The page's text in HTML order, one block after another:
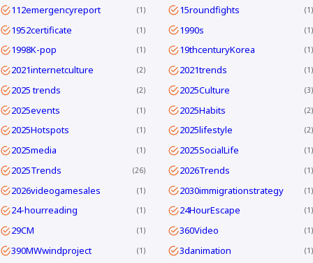
112emergencyreport 1 15roundfights 1
1952certificate 1 1990s 1
1998K-pop 1 19thcenturyKorea 1
2021internetculture 2 2021trends 1
2025 trends 2 2025Culture 3
2025events 1 2025Habits 2
2025Hotspots 1 2025lifestyle 2
2025media 1 2025SocialLife 1
2025Trends 26 2026Trends 1
2026videogamesales 1 2030immigrationstrategy 1
24-hourreading 1 24HourEscape 1
29CM 1 360Video 1
390MWwindproject 1 3danimation 1